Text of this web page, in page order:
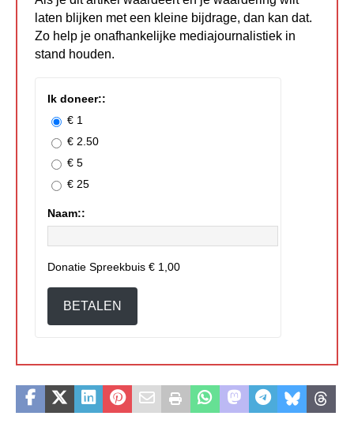
laten blijken met een kleine bijdrage, dan kan dat.
Zo help je onafhankelijke mediajournalistiek in
stand houden.
Ik doneer::
€ 1
€ 2.50
€ 5
€ 25
Naam::
Donatie Spreekbuis € 1,00
BETALEN